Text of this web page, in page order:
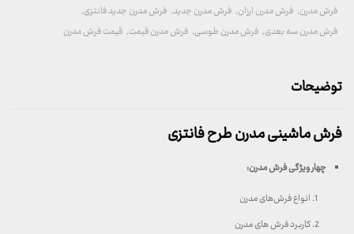
فرش مدرن, فرش مدرن ارزان, فرش مدرن جدید, فرش مدرن جدید فانتزی,
فرش مدرن سه بعدی, فرش مدرن طوسی, فرش مدرن قیمت, قیمت فرش مدرن
توضیحات
فرش ماشینی مدرن طرح فانتزی
چهار ویژگی فرش مدرن:
انواع فرش‌های مدرن
کاربرد فرش های مدرن